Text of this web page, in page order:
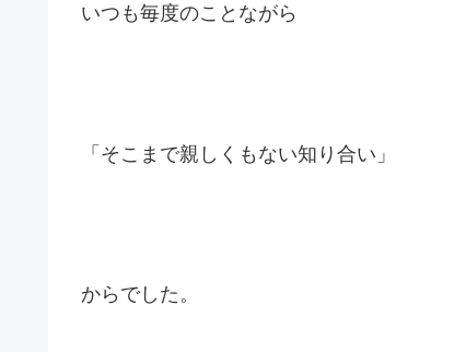
いつも毎度のことながら
「そこまで親しくもない知り合い」
からでした。